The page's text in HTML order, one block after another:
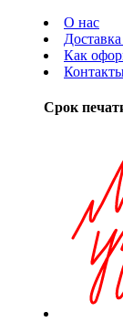
О нас
Как
Срок